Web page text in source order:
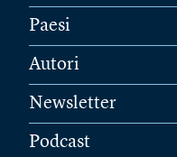
Paesi
Autori
Newsletter
Podcast